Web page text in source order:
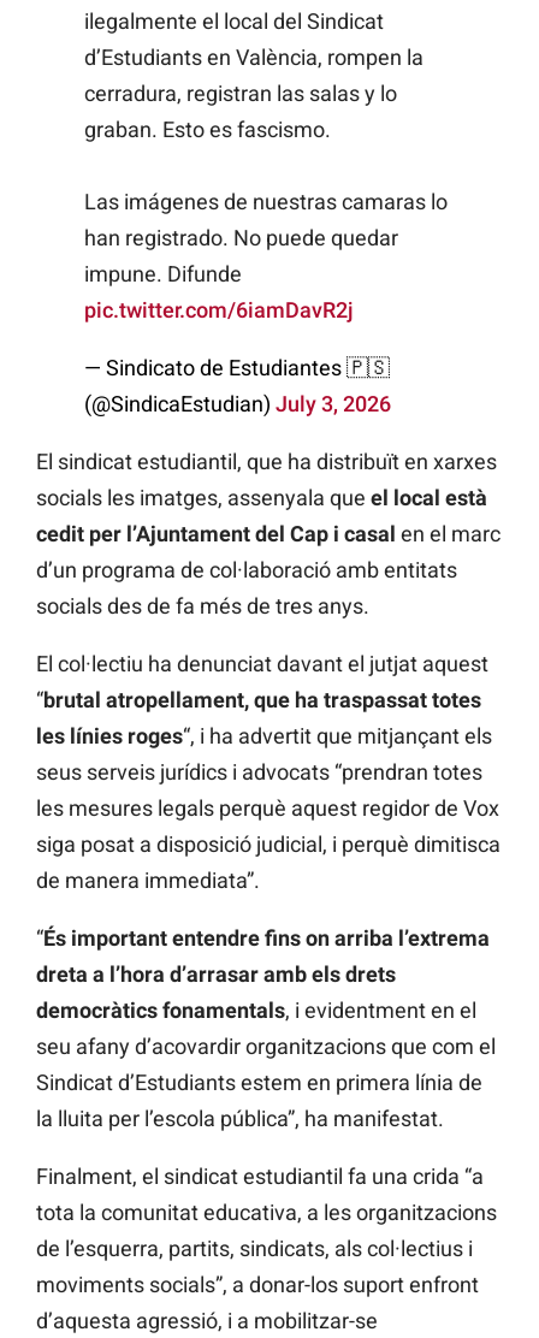
ilegalmente el local del Sindicat
d’Estudiants en València, rompen la
cerradura, registran las salas y lo
graban. Esto es fascismo.
Las imágenes de nuestras camaras lo
han registrado. No puede quedar
impune. Difunde
pic.twitter.com/6iamDavR2j
— Sindicato de Estudiantes 🇵🇸
(@SindicaEstudian) July 3, 2026
El sindicat estudiantil, que ha distribuït en xarxes
socials les imatges, assenyala que el local està
cedit per l’Ajuntament del Cap i casal en el marc
d’un programa de col·laboració amb entitats
socials des de fa més de tres anys.
El col·lectiu ha denunciat davant el jutjat aquest
“brutal atropellament, que ha traspassat totes
les línies roges“, i ha advertit que mitjançant els
seus serveis jurídics i advocats “prendran totes
les mesures legals perquè aquest regidor de Vox
siga posat a disposició judicial, i perquè dimitisca
de manera immediata”.
“És important entendre fins on arriba l’extrema
dreta a l’hora d’arrasar amb els drets
democràtics fonamentals, i evidentment en el
seu afany d’acovardir organitzacions que com el
Sindicat d’Estudiants estem en primera línia de
la lluita per l’escola pública”, ha manifestat.
Finalment, el sindicat estudiantil fa una crida “a
tota la comunitat educativa, a les organitzacions
de l’esquerra, partits, sindicats, als col·lectius i
moviments socials”, a donar-los suport enfront
d’aquesta agressió, i a mobilitzar-se